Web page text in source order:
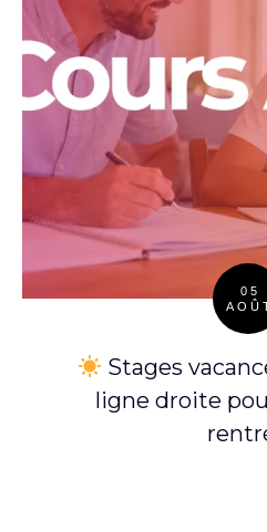
05
Stages
ligne droite